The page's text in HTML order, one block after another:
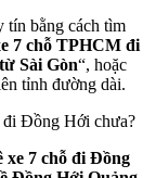
tín bằng cách tìm
7 chỗ TPHCM đi
Sài Gòn“, hoặc
tỉnh đường dài.
đi Đồng Hới chưa?
xe 7 chỗ đi Đồng